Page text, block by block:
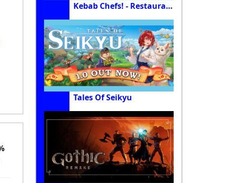
Kebab Chefs! - Restaurant Simulator
Tales Of Seikyu